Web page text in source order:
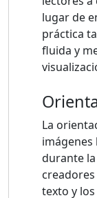
lugar de
práctica
fluida y
La
imágenes
durante
texto y